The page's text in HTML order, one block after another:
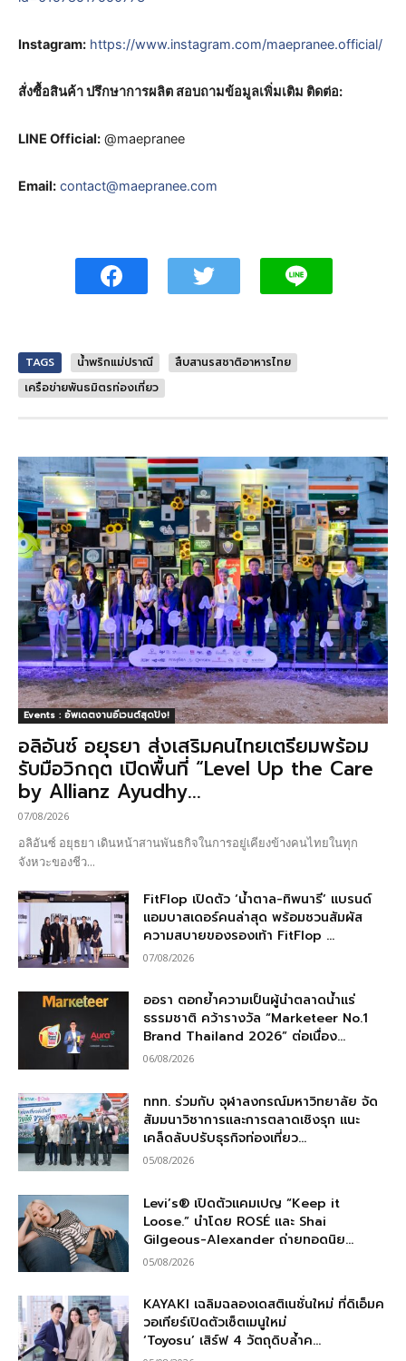
Instagram: https://www.instagram.com/maepranee.official/
สั่งซื้อสินค้า ปรึกษาการผลิต ​สอบถามข้อมูลเพิ่มเติม ติดต่อ:
LINE Official: @maepranee
Email: contact@maepranee.com
TAGS น้ำพริกแม่ปราณี
สืบสานรสชาติอาหารไทย
เครือข่ายพันธมิตรท่องเที่ยว
Events : อัพเดตงานอีเวนต์สุดปัง!
อลิอันซ์ อยุธยา ส่งเสริมคนไทยเตรียมพร้อม
รับมือวิกฤต เปิดพื้นที่ “Level Up the Care
by Allianz Ayudhy...
07/08/2026
อลิอันซ์ อยุธยา เดินหน้าสานพันธกิจในการอยู่เคียงข้างคนไทยในทุก
จังหวะของชีว...
FitFlop เปิดตัว ‘น้ำตาล-ทิพนารี’ แบรนด์
แอมบาสเดอร์คนล่าสุด พร้อมชวนสัมผัส
ความสบายของรองเท้า FitFlop ...
07/08/2026
ออรา ตอกย้ำความเป็นผู้นำตลาดน้ำแร่
ธรรมชาติ คว้ารางวัล “Marketeer No.1
Brand Thailand 2026” ต่อเนื่อง...
06/08/2026
ททท. ร่วมกับ จุฬาลงกรณ์มหาวิทยาลัย จัด
สัมมนาวิชาการและการตลาดเชิงรุก แนะ
เคล็ดลับปรับธุรกิจท่องเที่ยว...
05/08/2026
Levi’s® เปิดตัวแคมเปญ “Keep it
Loose.” นำโดย ROSÉ และ Shai
Gilgeous-Alexander ถ่ายทอดนิย...
05/08/2026
KAYAKI เฉลิมฉลองเดสติเนชั่นใหม่ ที่ดิเอ็มค
วอเทียร์เปิดตัวเซ็ตเมนูใหม่
‘Toyosu’ เสิร์ฟ 4 วัตถุดิบล้ำค...